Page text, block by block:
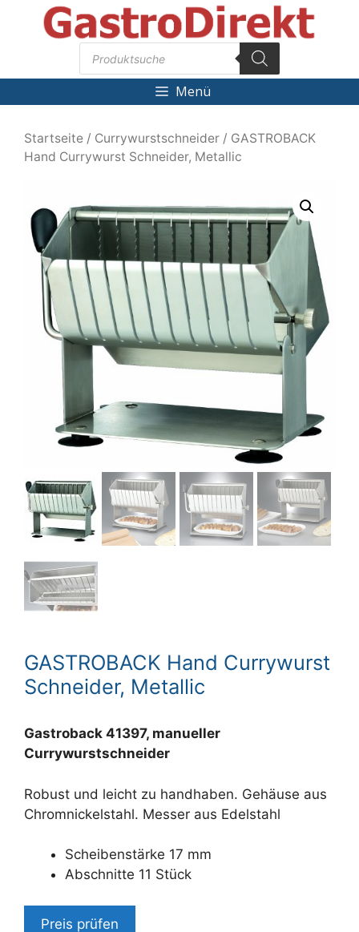
Products
search
Menü
Startseite / Currywurstschneider / GASTROBACK
Hand Currywurst Schneider, Metallic
GASTROBACK Hand Currywurst
Schneider, Metallic
Gastroback 41397, manueller
Currywurstschneider
Robust und leicht zu handhaben. Gehäuse aus
Chromnickelstahl. Messer aus Edelstahl
Scheibenstärke 17 mm
Abschnitte 11 Stück
Preis prüfen